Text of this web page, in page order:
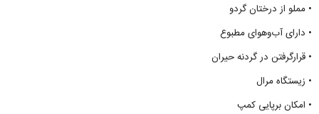
• مملو از درختان گردو
• دارای آب‌وهوای مطبوع
• قرارگرفتن در گردنه حیران
• زیستگاه مرال
• امکان برپایی کمپ